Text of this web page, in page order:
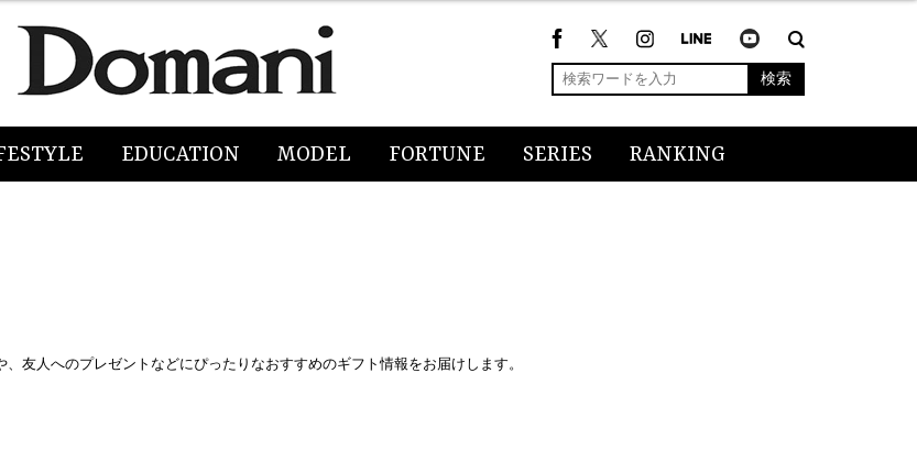
検索
EDUCATION MODEL FORTUNE SERIES RANKING
友人へのプレゼントなどにぴったりなおすすめのギフト情報をお届けします。